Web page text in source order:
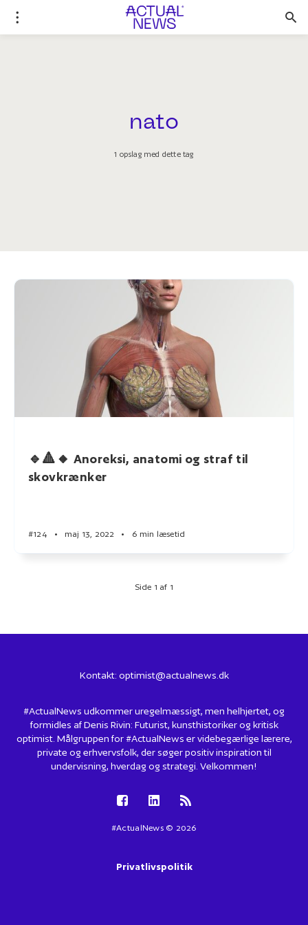
nato
1 opslag med dette tag
🔹🔺🔸 Anoreksi, anatomi og straf til
skovkrænker
#124 • maj 13, 2022 • 6 min læsetid
Side 1 af 1
Kontakt: optimist@actualnews.dk
#ActualNews udkommer uregelmæssigt, men helhjertet, og
formidles af Denis Rivin: Futurist, kunsthistoriker og kritisk
optimist. Målgruppen for #ActualNews er videbegærlige lærere,
private og erhvervsfolk, der søger positiv inspiration til
undervisning, hverdag og strategi. Velkommen!
#ActualNews © 2026
Privatlivspolitik